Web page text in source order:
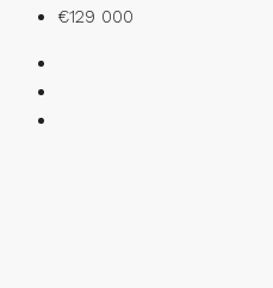
€129 000